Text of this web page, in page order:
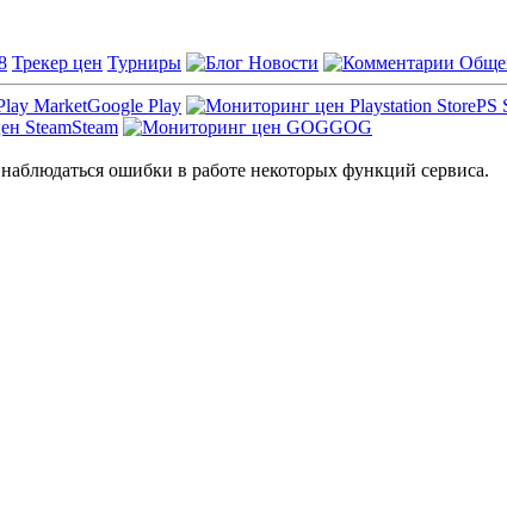
Трекер цен Турниры Новости
Google Play
PS
Steam
GOG
ошибки в работе некоторых функций сервиса.